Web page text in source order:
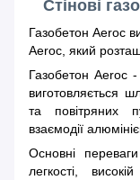
Стінові
Газобетон Aeroc
Aeroc, який
Газобетон Aeroc
виготовляється
та повітряних
взаємодії
Основні
легкості,